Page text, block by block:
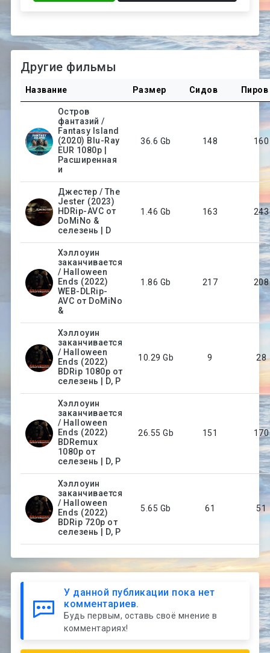
Другие фильмы
Название Размер Сидов Пиров
Остров
фантазий /
Fantasy Island
(2020) Blu-Ray
EUR 1080p |
Расширенная
и
36.6 Gb 148 160
Джестер / The
Jester (2023)
HDRip-AVC от
DoMiNo &
селезень | D
1.46 Gb 163 243
Хэллоуин
заканчивается
/ Halloween
Ends (2022)
WEB-DLRip-
AVC от DoMiNo
&
1.86 Gb 217 208
Хэллоуин
заканчивается
/ Halloween
Ends (2022)
BDRip 1080p от
селезень | D, P
10.29 Gb 9 28
Хэллоуин
заканчивается
/ Halloween
Ends (2022)
BDRemux
1080p от
селезень | D, P
26.55 Gb 151 170
Хэллоуин
заканчивается
/ Halloween
Ends (2022)
BDRip 720p от
селезень | D, P
5.65 Gb 61 51
У данной публикации пока нет
комментариев.
Будь первым, оставь своё мнение в
комментариях!